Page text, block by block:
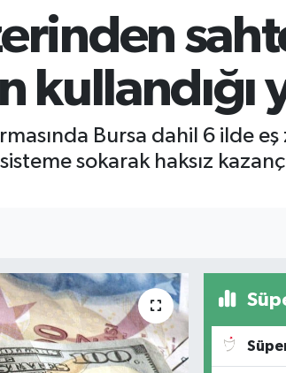
kullandığı
Bursa dahil 6 ilde eş
sokarak haksız